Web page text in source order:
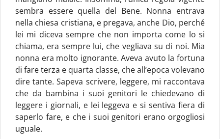
sembra essere quella del Bene. Nonna entrava
nella chiesa cristiana, e pregava, anche Dio, perché
lei mi diceva sempre che non importa come lo si
chiama, era sempre lui, che vegliava su di noi. Mia
nonna era molto ignorante. Aveva avuto la fortuna
di fare terza e quarta classe, che all’epoca volevano
dire tante. Sapeva scrivere, leggere, mi raccontava
che da bambina i suoi genitori le chiedevano di
leggere i giornali, e lei leggeva e si sentiva fiera di
saperlo fare, e che i suoi genitori erano orgogliosi
uguale.